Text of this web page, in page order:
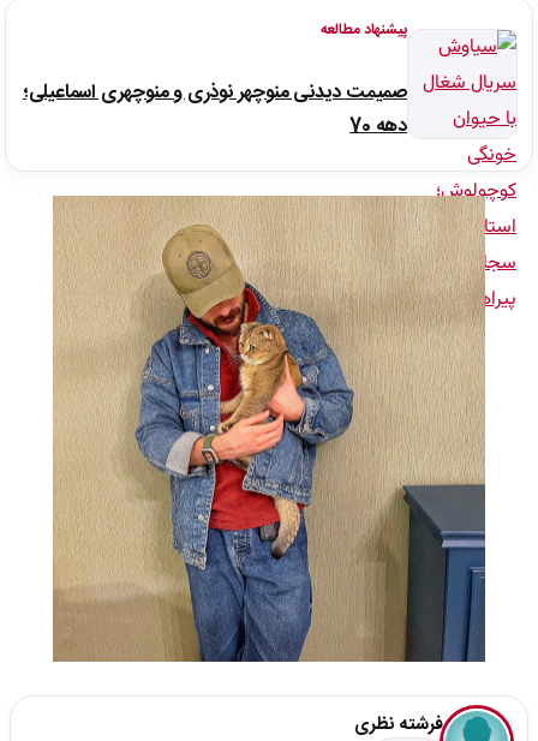
پیشنهاد مطالعه
صمیمت دیدنی منوچهر نوذری و منوچهری اسماعیلی؛
دهه 70
فرشته نظری